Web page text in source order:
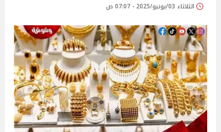
الثلاثاء 03/يونيو/2025 - 07:07 ص